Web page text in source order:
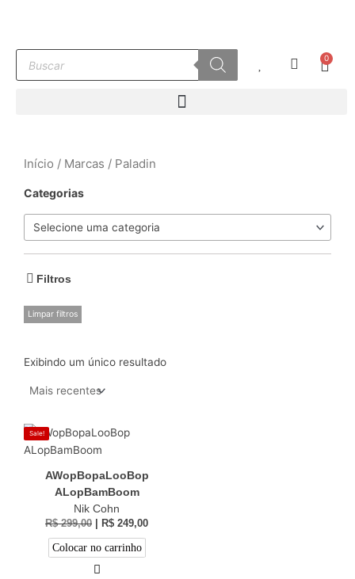
conteúdo
Pesquisar
produtos
0
Início / Marcas / Paladin
Categorias
Selecione uma categoria
Filtros
Limpar filtros
Exibindo um único resultado
Sale!
AWopBopaLooBop
ALopBamBoom
Nik Cohn
R$299,00 R$ 249,00
Colocar no carrinho